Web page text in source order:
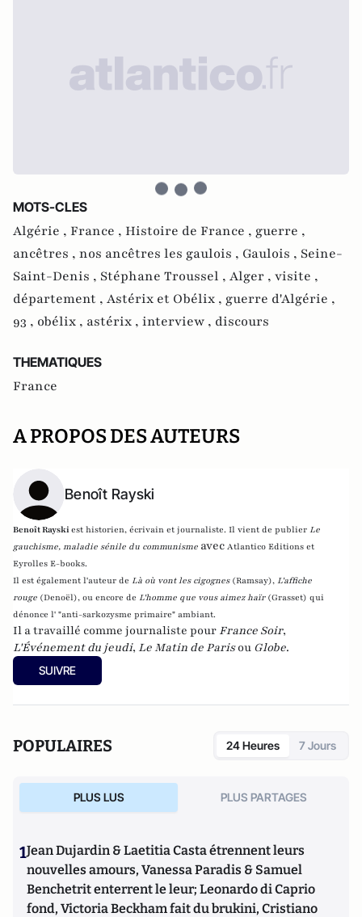
MOTS-CLES
Algérie , France , Histoire de France , guerre ,
ancêtres , nos ancêtres les gaulois , Gaulois , Seine-
Saint-Denis , Stéphane Troussel , Alger , visite ,
département , Astérix et Obélix , guerre d'Algérie ,
93 , obélix , astérix , interview , discours
THEMATIQUES
France
A PROPOS DES AUTEURS
Benoît Rayski
Benoît Rayskiest historien, écrivain et journaliste. Il vient de publier Le
gauchisme, maladie sénile du communisme avec Atlantico Editions et
Eyrolles E-books.
Il est également l'auteur de Là où vont les cigognes (Ramsay), L'affiche
rouge (Denoël), ou encore de L'homme que vous aimez haïr (Grasset) qui
dénonce l' "anti-sarkozysme primaire" ambiant.
Il a travaillé comme journaliste pour France Soir,
L'Événement du jeudi, Le Matin de Parisou Globe.
SUIVRE
POPULAIRES 24 Heures 7 Jours
PLUS LUS PLUS PARTAGES
1Jean Dujardin & Laetitia Casta étrennent leurs
nouvelles amours, Vanessa Paradis & Samuel
Benchetrit enterrent le leur; Leonardo di Caprio
fond, Victoria Beckham fait du brukini, Cristiano